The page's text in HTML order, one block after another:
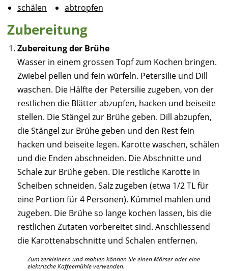
schälen
abtropfen
Zubereitung
Zubereitung der Brühe
Wasser in einem grossen Topf zum Kochen bringen.
Zwiebel pellen und fein würfeln. Petersilie und Dill
waschen. Die Hälfte der Petersilie zugeben, von der
restlichen die Blätter abzupfen, hacken und beiseite
stellen. Die Stängel zur Brühe geben. Dill abzupfen,
die Stängel zur Brühe geben und den Rest fein
hacken und beiseite legen. Karotte waschen, schälen
und die Enden abschneiden. Die Abschnitte und
Schale zur Brühe geben. Die restliche Karotte in
Scheiben schneiden. Salz zugeben (etwa 1/2 TL für
eine Portion für 4 Personen). Kümmel mahlen und
zugeben. Die Brühe so lange kochen lassen, bis die
restlichen Zutaten vorbereitet sind. Anschliessend
die Karottenabschnitte und Schalen entfernen.
Zum zerkleinern und mahlen können Sie einen Mörser oder eine
elektrische Kaffeemühle verwenden.